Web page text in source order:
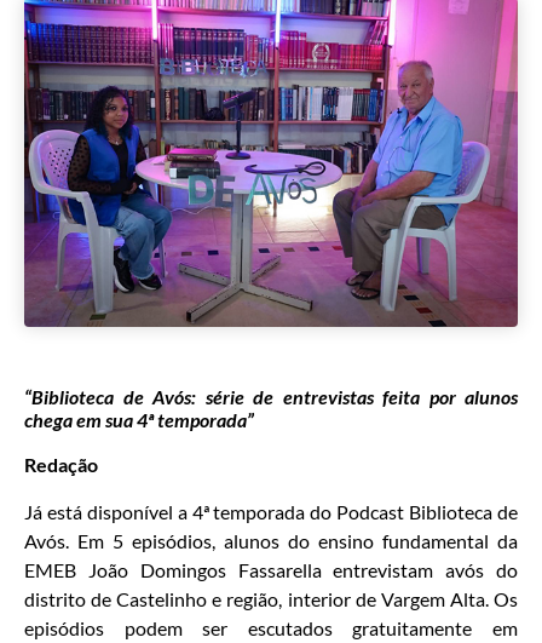
“Biblioteca de Avós: série de entrevistas feita por alunos
chega em sua 4ª temporada”
Redação
Já está disponível a 4ª temporada do Podcast Biblioteca de
Avós. Em 5 episódios, alunos do ensino fundamental da
EMEB João Domingos Fassarella entrevistam avós do
distrito de Castelinho e região, interior de Vargem Alta. Os
episódios podem ser escutados gratuitamente em